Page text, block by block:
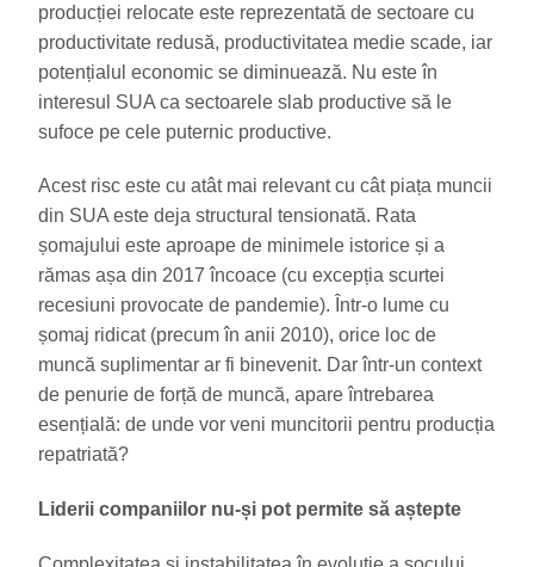
producției relocate este reprezentată de sectoare cu
productivitate redusă, productivitatea medie scade, iar
potențialul economic se diminuează. Nu este în
interesul SUA ca sectoarele slab productive să le
sufoce pe cele puternic productive.
Acest risc este cu atât mai relevant cu cât piața muncii
din SUA este deja structural tensionată. Rata
șomajului este aproape de minimele istorice și a
rămas așa din 2017 încoace (cu excepția scurtei
recesiuni provocate de pandemie). Într-o lume cu
șomaj ridicat (precum în anii 2010), orice loc de
muncă suplimentar ar fi binevenit. Dar într-un context
de penurie de forță de muncă, apare întrebarea
esențială: de unde vor veni muncitorii pentru producția
repatriată?
Liderii companiilor nu-și pot permite să aștepte